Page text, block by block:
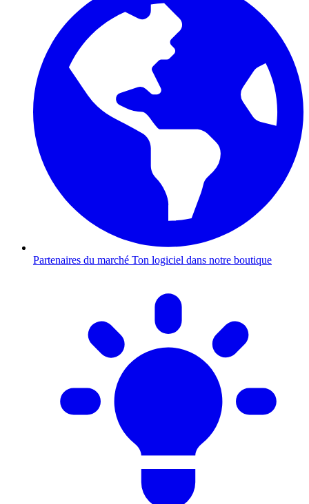
Partenaires du marché Ton logiciel dans notre boutique